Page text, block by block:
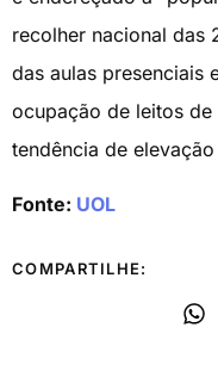
recolher nacional das
das aulas presenciais
ocupação de leitos
tendência de
Fonte: UOL
COMPARTILHE: